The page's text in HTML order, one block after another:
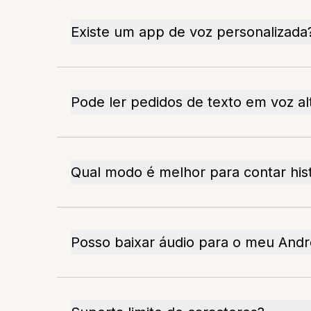
Existe um app de voz
Pode ler pedidos de texto em voz
Qual modo é melhor para contar
Posso baixar áudio para o meu